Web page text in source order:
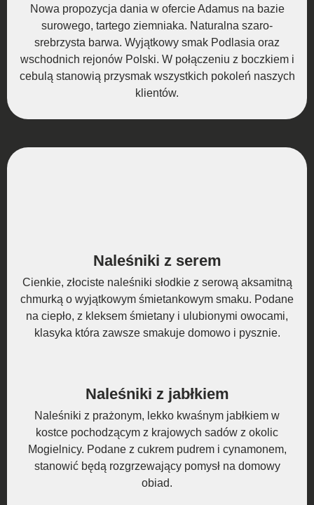
Nowa propozycja dania w ofercie Adamus na bazie
surowego, tartego ziemniaka. Naturalna szaro-
srebrzysta barwa. Wyjątkowy smak Podlasia oraz
wschodnich rejonów Polski. W połączeniu z boczkiem i
cebulą stanowią przysmak wszystkich pokoleń naszych
klientów.
Naleśniki z serem
Cienkie, złociste naleśniki słodkie z serową aksamitną
chmurką o wyjątkowym śmietankowym smaku. Podane
na ciepło, z kleksem śmietany i ulubionymi owocami,
klasyka która zawsze smakuje domowo i pysznie.
Naleśniki z jabłkiem
Naleśniki z prażonym, lekko kwaśnym jabłkiem w
kostce pochodzącym z krajowych sadów z okolic
Mogielnicy. Podane z cukrem pudrem i cynamonem,
stanowić będą rozgrzewający pomysł na domowy
obiad.